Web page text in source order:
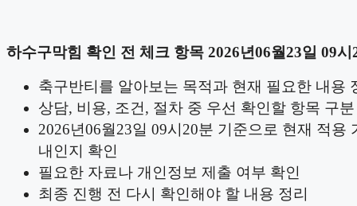
하수구막힘 확인 전 체크 항목 2026년06월23일 09시
축구반티를 알아보는 목적과 현재 필요한 내용
상담, 비용, 조건, 절차 중 우선 확인할 항목 구분
2026년06월23일 09시20분 기준으로 현재 적용
내인지 확인
필요한 자료나 개인정보 제출 여부 확인
최종 진행 전 다시 확인해야 할 내용 정리